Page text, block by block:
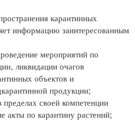
карантинных
информацию заинтересованным
мероприятий по
ликвидации очагов
объектов и
продукции;
своей компетенции
акты по карантину растений;